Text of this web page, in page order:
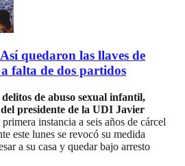
quedaron las llaves de
falta de dos partidos
delitos de abuso sexual infantil,
presidente de la UDI Javier
instancia a seis años de cárcel
este lunes se revocó su medida
a su casa y quedar bajo arresto